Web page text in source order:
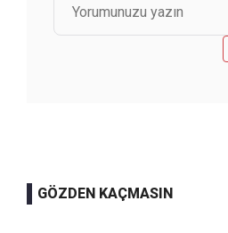
GÖZDEN KAÇMASIN